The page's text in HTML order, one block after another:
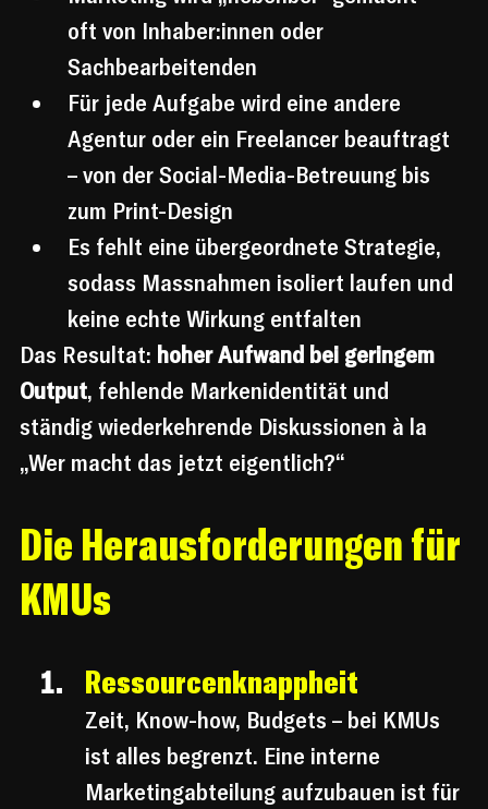
oft von Inhaber:innen oder
Sachbearbeitenden
Für jede Aufgabe wird eine andere
Agentur oder ein Freelancer beauftragt
– von der Social-Media-Betreuung bis
zum Print-Design
Es fehlt eine übergeordnete Strategie,
sodass Massnahmen isoliert laufen und
keine echte Wirkung entfalten
Das Resultat: hoher Aufwand bei geringem
Output, fehlende Markenidentität und
ständig wiederkehrende Diskussionen à la
„Wer macht das jetzt eigentlich?“
Die Herausforderungen für
KMUs
Ressourcenknappheit
Zeit, Know-how, Budgets – bei KMUs
ist alles begrenzt. Eine interne
Marketingabteilung aufzubauen ist für